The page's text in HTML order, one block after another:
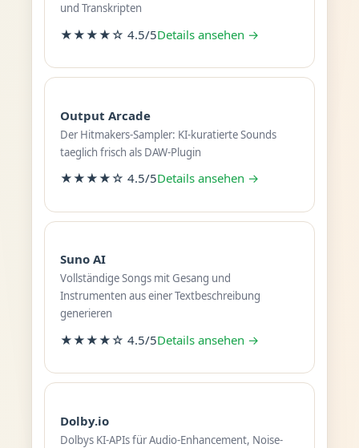
und Transkripten
★★★★☆ 4.5/5Details ansehen →
Output Arcade
Der Hitmakers-Sampler: KI-kuratierte Sounds
taeglich frisch als DAW-Plugin
★★★★☆ 4.5/5Details ansehen →
Suno AI
Vollständige Songs mit Gesang und
Instrumenten aus einer Textbeschreibung
generieren
★★★★☆ 4.5/5Details ansehen →
Dolby.io
Dolbys KI-APIs für Audio-Enhancement, Noise-